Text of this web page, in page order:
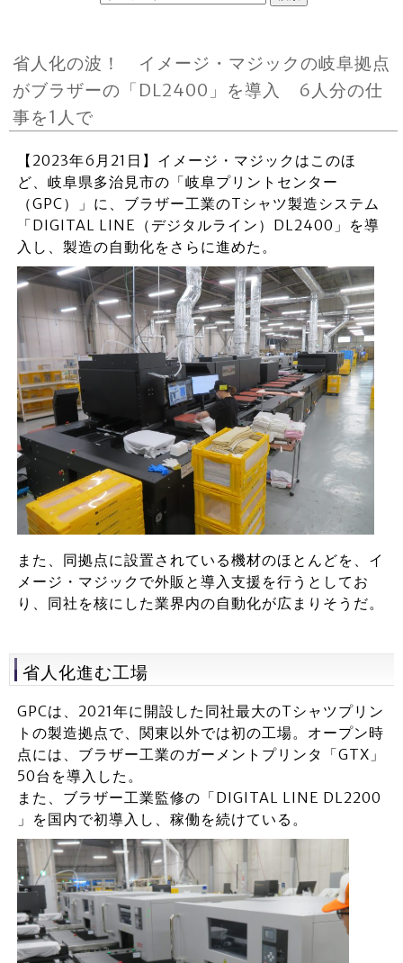
省人化の波！ イメージ・マジックの岐阜拠点
がブラザーの「DL2400」を導入 6人分の仕
事を1人で
【2023年6月21日】イメージ・マジックはこのほ
ど、岐阜県多治見市の「岐阜プリントセンター
（GPC）」に、ブラザー工業のTシャツ製造システム
「DIGITAL LINE（デジタルライン）DL2400」を導
入し、製造の自動化をさらに進めた。
また、同拠点に設置されている機材のほとんどを、イ
メージ・マジックで外販と導入支援を行うとしてお
り、同社を核にした業界内の自動化が広まりそうだ。
省人化進む工場
GPCは、2021年に開設した同社最大のTシャツプリン
トの製造拠点で、関東以外では初の工場。オープン時
点には、ブラザー工業のガーメントプリンタ「GTX」
50台を導入した。
また、ブラザー工業監修の「DIGITAL LINE DL2200
」を国内で初導入し、稼働を続けている。